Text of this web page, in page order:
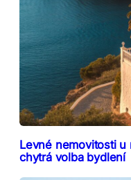
Levné nemovitosti u
chytrá volba bydlení